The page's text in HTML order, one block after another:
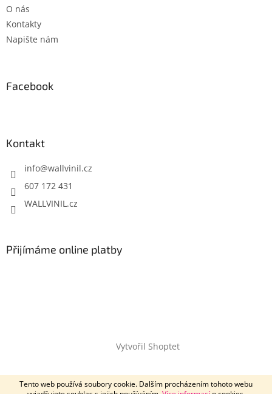
Tento web používá soubory cookie. Dalším procházením tohoto webu
O nás
Kontakty
Napište nám
Facebook
Kontakt
info@wallvinil.cz
607 172 431
WALLVINIL.cz
Přijímáme online platby
Vytvořil Shoptet
Copyright 2026Wallvinil.cz. Všechna práva vyhrazena.